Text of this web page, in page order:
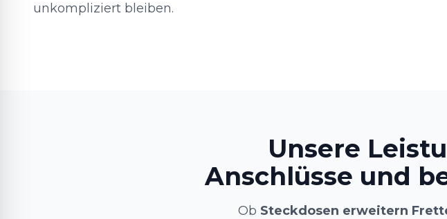
unkompliziert bleiben.
Unsere
Anschlüsse und
Ob Steckdosen erweitern